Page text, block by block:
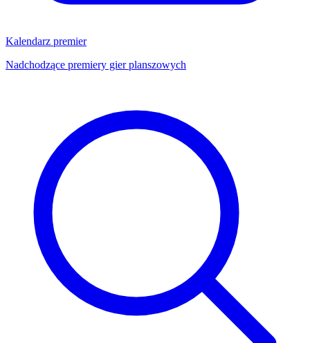
Kalendarz premier
Nadchodzące premiery gier planszowych